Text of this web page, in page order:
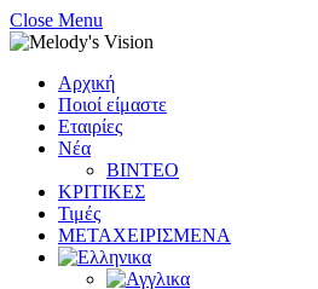
Close Menu
Αρχική
Ποιοί είμαστε
Εταιρίες
Νέα
ΒΙΝΤΕΟ
ΚΡΙΤΙΚΕΣ
Τιμές
ΜΕΤΑΧΕΙΡΙΣΜΕΝΑ